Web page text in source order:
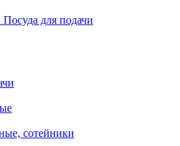
Посуда для подачи
сотейники